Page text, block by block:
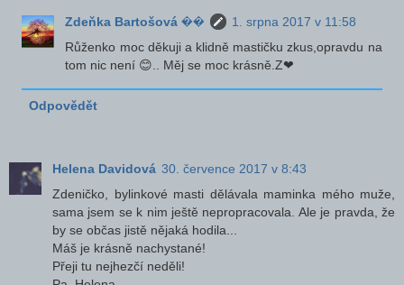
Zdeňka Bartošová ��
1. srpna 2017 v 11:58
Růženko moc děkuji a klidně mastičku zkus,opravdu na
tom nic není 😊.. Měj se moc krásně.Z❤
Odpovědět
Helena Davidová 30. července 2017 v 8:43
Zdeničko, bylinkové masti dělávala maminka mého muže,
sama jsem se k nim ještě nepropracovala. Ale je pravda, že
by se občas jistě nějaká hodila...
Máš je krásně nachystané!
Přeji tu nejhezčí neděli!